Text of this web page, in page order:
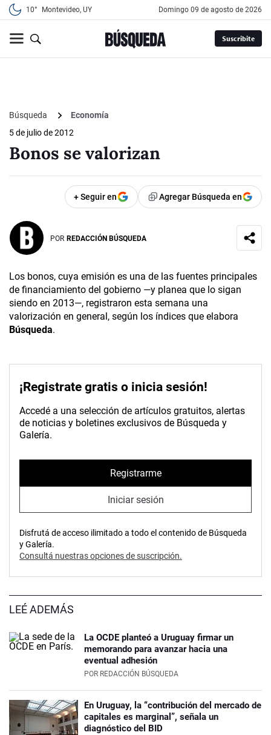
10° Montevideo, UY domingo 09 de agosto de 2026
Suscribite
Búsqueda
Economía
5 de julio de 2012
Bonos se valorizan
+ Seguir en Agregar Búsqueda en
POR REDACCIÓN BÚSQUEDA
Los bonos, cuya emisión es una de las fuentes principales
de financiamiento del gobierno —y planea que lo sigan
siendo en 2013—, registraron esta semana una
valorización en general, según los índices que elabora
Búsqueda.
¡Registrate gratis o inicia sesión!
Accedé a una selección de artículos gratuitos, alertas
de noticias y boletines exclusivos de Búsqueda y
Galería.
Registrarme
Iniciar sesión
Disfrutá de acceso ilimitado a todo el contenido de Búsqueda
y Galería.
Consultá nuestras opciones de suscripción.
LEÉ ADEMÁS
La OCDE planteó a Uruguay firmar un
memorando para avanzar hacia una
eventual adhesión
POR REDACCIÓN BÚSQUEDA
En Uruguay, la “contribución del mercado de
capitales es marginal”, señala un
diagnóstico del BID